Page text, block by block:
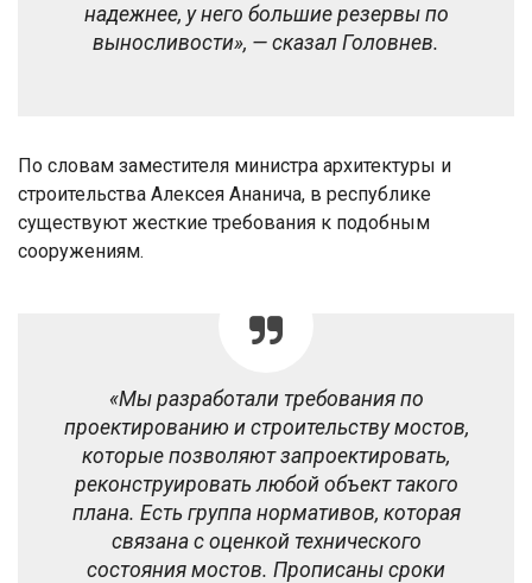
надежнее, у него большие резервы по
выносливости», — сказал Головнев.
По словам заместителя министра архитектуры и
строительства Алексея Ананича, в республике
существуют жесткие требования к подобным
сооружениям.
«Мы разработали требования по
проектированию и строительству мостов,
которые позволяют запроектировать,
реконструировать любой объект такого
плана. Есть группа нормативов, которая
связана с оценкой технического
состояния мостов. Прописаны сроки